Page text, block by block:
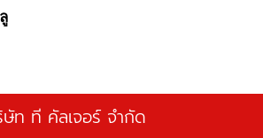
ท ที คัลเจอร์ จำกัด